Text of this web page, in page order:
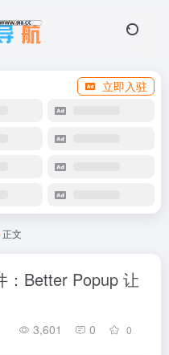
立即入驻
正文
：Better Popup 让
3,601 0 0